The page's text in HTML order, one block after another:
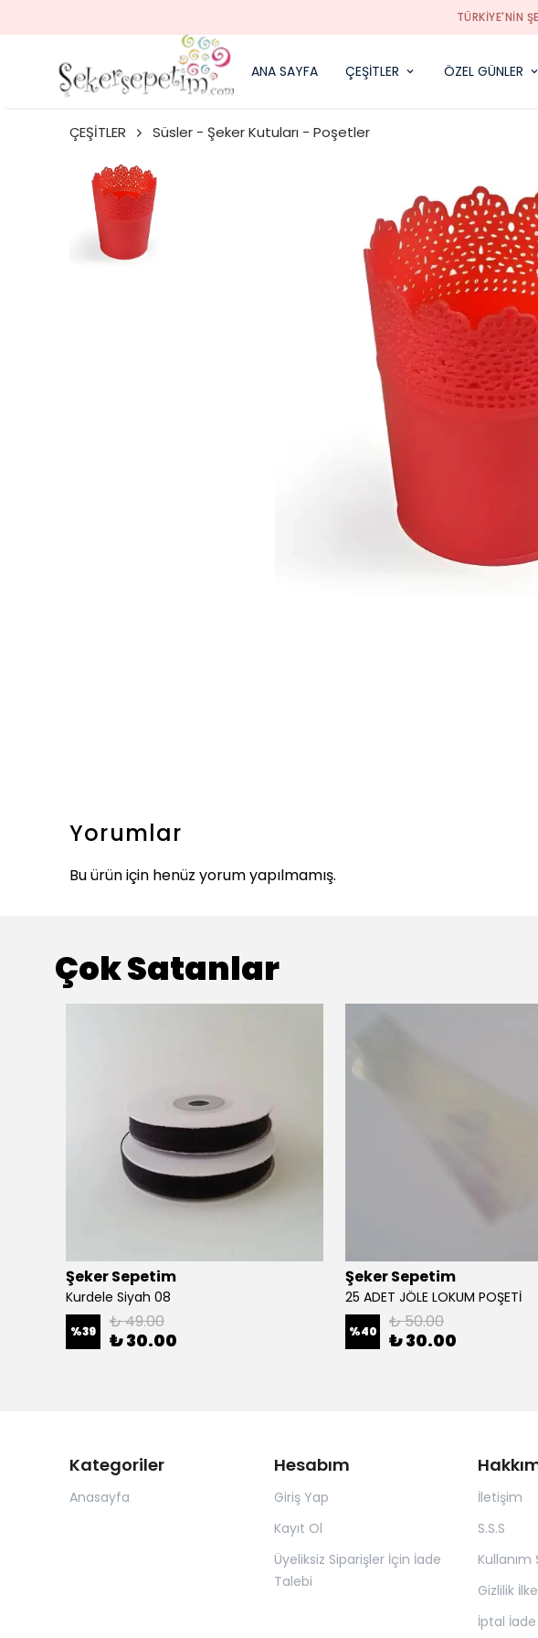
TÜRKIYE'NIN
ANA SAYFA ÇEŞİTLER ÖZEL GÜNLER
ÇEŞİTLER Süsler - Şeker Kutuları - Poşetler
Yorumlar
Bu ürün için henüz yorum yapılmamış.
Çok Satanlar
Şeker Sepetim
Kurdele Siyah 08
%39 ₺ 49.00
₺ 30.00
Şeker Sepetim
25 ADET JÖLE LOKUM POŞETİ
%40 ₺ 50.00
₺ 30.00
Kategoriler
Anasayfa
Hesabım
Giriş Yap
Kayıt Ol
Üyeliksiz Siparişler İçin İade
Talebi
İletişim
S.S.S
Kullanım
Gizlilik
İptal İade